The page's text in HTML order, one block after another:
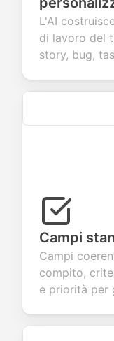
valuable
about
or
fields for
seamless
account
creation.
L'AI
di lavoro del
story, bug,
Campi
Campi
compito,
e priorità per